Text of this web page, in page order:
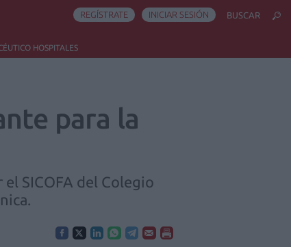
HOSPITALES
REGÍSTRATE INICIAR SESIÓN BUSCAR
para la
SICOFA del Colegio